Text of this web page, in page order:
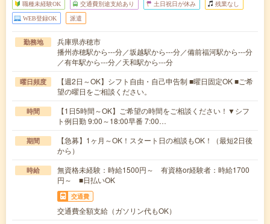
職種未経験OK 交通費別途支給あり 土日祝日が休み 残業なし
WEB登録OK 派遣
勤務地
兵庫県赤穂市
播州赤穂駅から---分／坂越駅から---分／備前福河駅から---分
／有年駅から---分／天和駅から---分
曜日頻度
【週2日～OK】シフト自由・自己申告制 ■曜日固定OK ■ご希
望の曜日をご相談ください。
時間
【1日5時間～OK】ご希望の時間をご相談ください！▼シフ
ト例日勤 9:00～18:00早番 7:00…
期間
【急募】1ヶ月～OK！スタート日の相談もOK！（最短2日後
から）
時給
無資格未経験：時給1500円～ 有資格or経験者：時給1700
円～ ■日払いOK
交通費
交通費全額支給（ガソリン代もOK）